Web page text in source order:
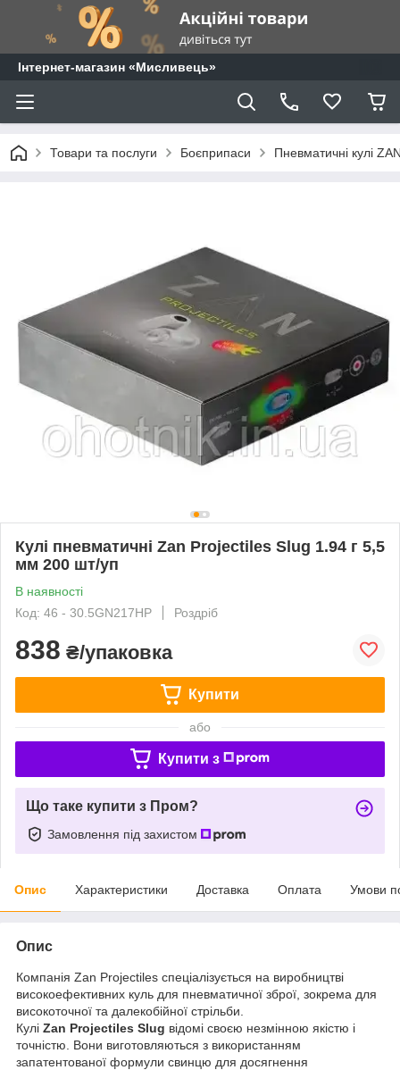
⁨Інтернет-магазин «Мисливець»
Товари та послуги Боєприпаси Пневматичні кулі
Кулі пневматичні Zan Projectiles Slug 1.94 г 5,5
мм 200 шт/уп
В наявності
Код: 46 - 30.5GN217HP
Роздріб
838 ₴/упаковка
Купити
або
Купити з
Що таке купити з Пром?
Замовлення під захистом
Опис Характеристики Доставка Оплата Умови
Опис
Компанія Zan Projectiles спеціалізується на виробництві
високоефективних куль для пневматичної зброї, зокрема для
високоточної та далекобійної стрільби.
Кулі Zan Projectiles Slug відомі своєю незмінною якістю і
точністю. Вони виготовляються з використанням
запатентованої формули свинцю для досягнення